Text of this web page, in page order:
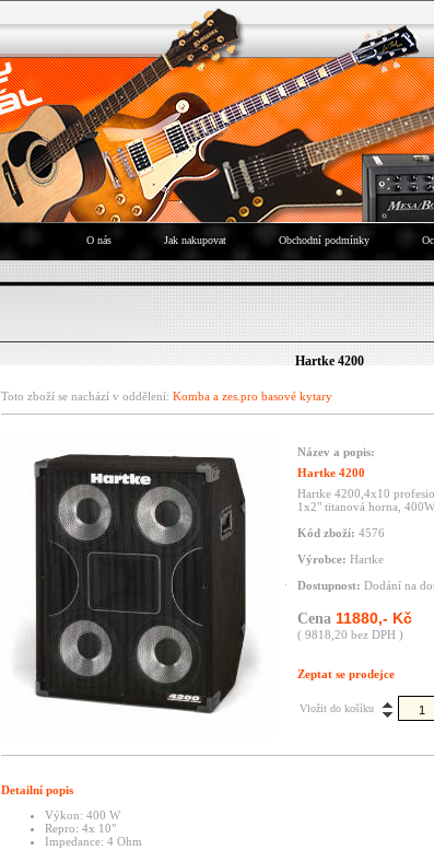
O nás Jak nakupovat Obchodní podmínky
Hartke 4200
Toto zboží se nachází v oddělení: Komba a zes.pro basové kytary
Název a popis:
Hartke 4200
Hartke 4200,4x10
1x2" titanová horna,
Kód zboží: 4576
Výrobce: Hartke
Dostupnost: Dodání na
Cena 11880,- Kč
( 9818,20 bez DPH )
Zeptat se prodejce
Vložit do košíku
Detailní popis
Výkon: 400 W
Repro: 4x 10"
Impedance: 4 Ohm